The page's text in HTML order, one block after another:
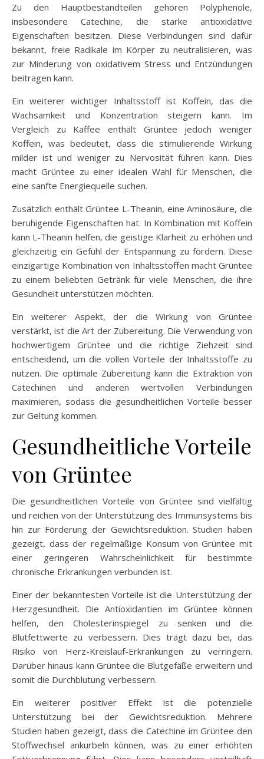
Zu den Hauptbestandteilen gehören Polyphenole,
insbesondere Catechine, die starke antioxidative
Eigenschaften besitzen. Diese Verbindungen sind dafür
bekannt, freie Radikale im Körper zu neutralisieren, was
zur Minderung von oxidativem Stress und Entzündungen
beitragen kann.
Ein weiterer wichtiger Inhaltsstoff ist Koffein, das die
Wachsamkeit und Konzentration steigern kann. Im
Vergleich zu Kaffee enthält Grüntee jedoch weniger
Koffein, was bedeutet, dass die stimulierende Wirkung
milder ist und weniger zu Nervosität führen kann. Dies
macht Grüntee zu einer idealen Wahl für Menschen, die
eine sanfte Energiequelle suchen.
Zusätzlich enthält Grüntee L-Theanin, eine Aminosäure, die
beruhigende Eigenschaften hat. In Kombination mit Koffein
kann L-Theanin helfen, die geistige Klarheit zu erhöhen und
gleichzeitig ein Gefühl der Entspannung zu fördern. Diese
einzigartige Kombination von Inhaltsstoffen macht Grüntee
zu einem beliebten Getränk für viele Menschen, die ihre
Gesundheit unterstützen möchten.
Ein weiterer Aspekt, der die Wirkung von Grüntee
verstärkt, ist die Art der Zubereitung. Die Verwendung von
hochwertigem Grüntee und die richtige Ziehzeit sind
entscheidend, um die vollen Vorteile der Inhaltsstoffe zu
nutzen. Die optimale Zubereitung kann die Extraktion von
Catechinen und anderen wertvollen Verbindungen
maximieren, sodass die gesundheitlichen Vorteile besser
zur Geltung kommen.
Gesundheitliche Vorteile
von Grüntee
Die gesundheitlichen Vorteile von Grüntee sind vielfältig
und reichen von der Unterstützung des Immunsystems bis
hin zur Förderung der Gewichtsreduktion. Studien haben
gezeigt, dass der regelmäßige Konsum von Grüntee mit
einer geringeren Wahrscheinlichkeit für bestimmte
chronische Erkrankungen verbunden ist.
Einer der bekanntesten Vorteile ist die Unterstützung der
Herzgesundheit. Die Antioxidantien im Grüntee können
helfen, den Cholesterinspiegel zu senken und die
Blutfettwerte zu verbessern. Dies trägt dazu bei, das
Risiko von Herz-Kreislauf-Erkrankungen zu verringern.
Darüber hinaus kann Grüntee die Blutgefäße erweitern und
somit die Durchblutung verbessern.
Ein weiterer positiver Effekt ist die potenzielle
Unterstützung bei der Gewichtsreduktion. Mehrere
Studien haben gezeigt, dass die Catechine im Grüntee den
Stoffwechsel ankurbeln können, was zu einer erhöhten